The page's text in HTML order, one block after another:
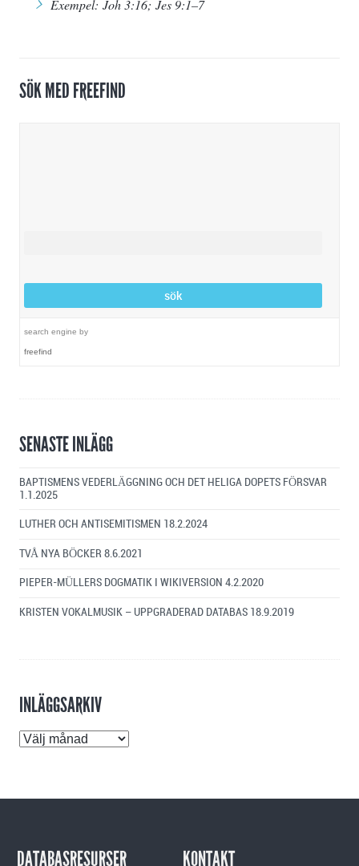
Exempel: Joh 3:16; Jes 9:1–7
SÖK MED FREEFIND
search engine by
freefind
SENASTE INLÄGG
BAPTISMENS VEDERLÄGGNING OCH DET HELIGA DOPETS FÖRSVAR
1.1.2025
LUTHER OCH ANTISEMITISMEN 18.2.2024
TVÅ NYA BÖCKER 8.6.2021
PIEPER-MÜLLERS DOGMATIK I WIKIVERSION 4.2.2020
KRISTEN VOKALMUSIK – UPPGRADERAD DATABAS 18.9.2019
INLÄGGSARKIV
Inläggsarkiv
DATABASRESURSER KONTAKT